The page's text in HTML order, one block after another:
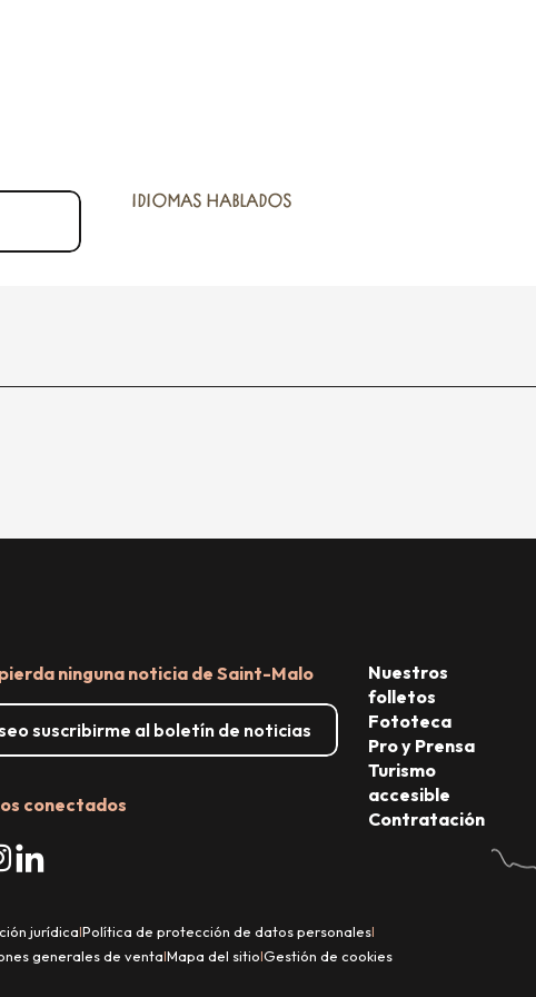
IDIOMAS HABLADOS
IDIOMAS HABLADOS
ninguna noticia de Saint-Malo
suscribirme al boletín de noticias
conectados
Nuestros
folletos
Fototeca
Pro y Prensa
Turismo
accesible
Contratación
jurídica|Política de protección de datos personales|
generales de venta|Mapa del sitio|Gestión de cookies